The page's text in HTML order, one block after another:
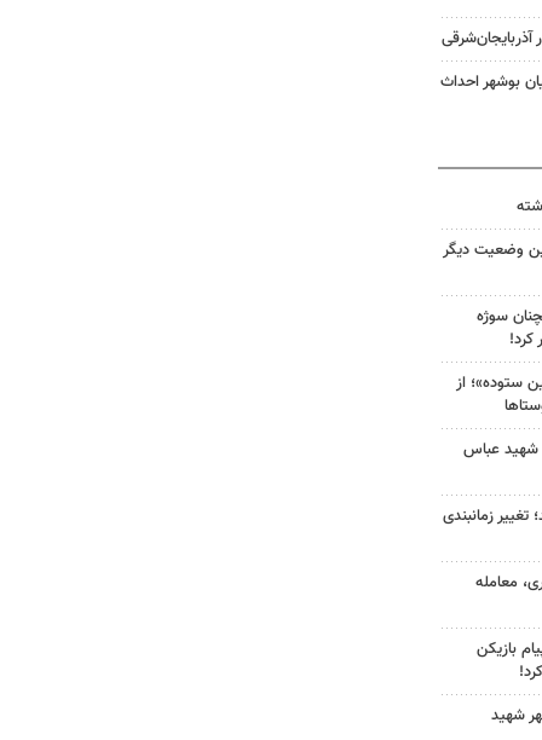
بوشهر احداث
وضعیت دیگر
سوژه
کرد!
ستوده»؛ از
شهید عباس
تغییر زمانبندی
معامله
بازیکن
شهید